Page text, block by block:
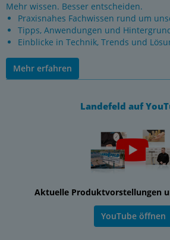
Mehr wissen. Besser entscheiden.
Praxisnahes Fachwissen rund um
Tipps, Anwendungen und
Einblicke in Technik, Trends und
Mehr erfahren
Landefeld auf
Aktuelle Produktvorstellungen
YouTube öffnen